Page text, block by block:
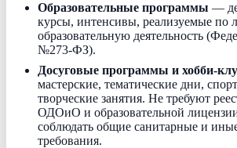
Образовательные программы —
курсы, интенсивы, реализуемые по
образовательную деятельность
№273-ФЗ).
Досуговые программы и хобби-
мастерские, тематические дни,
творческие занятия. Не требуют
ОДОиО и образовательной
соблюдать общие санитарные и
требования.